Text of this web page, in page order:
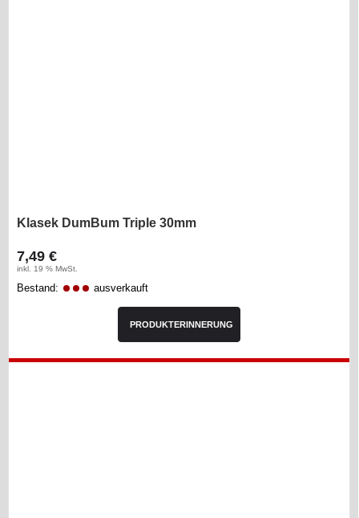
Klasek DumBum Triple 30mm
7,49 €
inkl. 19 % MwSt.
Bestand: ausverkauft
PRODUKTERINNERUNG